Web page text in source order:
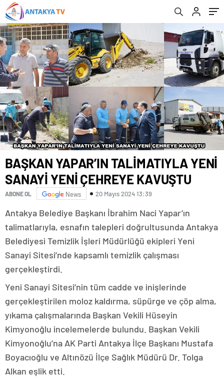
BAŞKAN YAPAR’IN TALİMATIYLA YENİ
SANAYİ YENİ ÇEHREYE KAVUŞTU
ABONE OL News 20 Mayıs 2024 13:39
Antakya Belediye Başkanı İbrahim Naci Yapar’ın
talimatlarıyla, esnafın talepleri doğrultusunda Antakya
Belediyesi Temizlik İşleri Müdürlüğü ekipleri Yeni
Sanayi Sitesi’nde kapsamlı temizlik çalışması
gerçekleştirdi.
Yeni Sanayi Sitesi’nin tüm cadde ve inişlerinde
gerçekleştirilen moloz kaldırma, süpürge ve çöp alma,
yıkama çalışmalarında Başkan Vekili Hüseyin
Kimyonoğlu incelemelerde bulundu. Başkan Vekili
Kimyonoğlu’na AK Parti Antakya İlçe Başkanı Mustafa
Boyacıoğlu ve Altınözü İlçe Sağlık Müdürü Dr. Tolga
Alkan eşlik etti.